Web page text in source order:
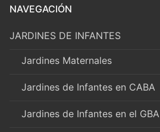
NAVEGACIÓN
JARDINES DE INFANTES
Jardines Maternales
Jardines de Infantes en CABA
Jardines de Infantes en el GBA